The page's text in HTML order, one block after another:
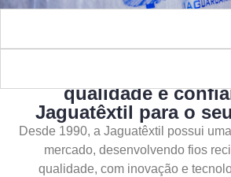
qualidade e
Jaguatêxtil para o
Desde 1990, a Jaguatêxtil possui
mercado, desenvolvendo fios
qualidade, com inovação e